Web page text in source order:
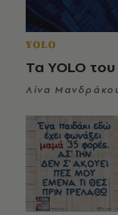
YOLO
Τα YOLO
Λίνα